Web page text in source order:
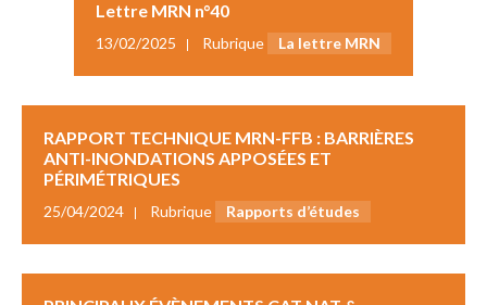
Lettre MRN n°40
13/02/2025 Rubrique La lettre MRN
RAPPORT TECHNIQUE MRN-FFB : BARRIÈRES
ANTI-INONDATIONS APPOSÉES ET
PÉRIMÉTRIQUES
25/04/2024 Rubrique Rapports d’études